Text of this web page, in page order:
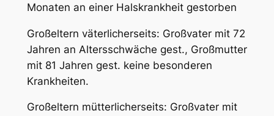
Monaten an einer Halskrankheit gestorben
Großeltern väterlicherseits: Großvater mit 72
Jahren an Altersschwäche gest., Großmutter
mit 81 Jahren gest. keine besonderen
Krankheiten.
Großeltern mütterlicherseits: Großvater mit